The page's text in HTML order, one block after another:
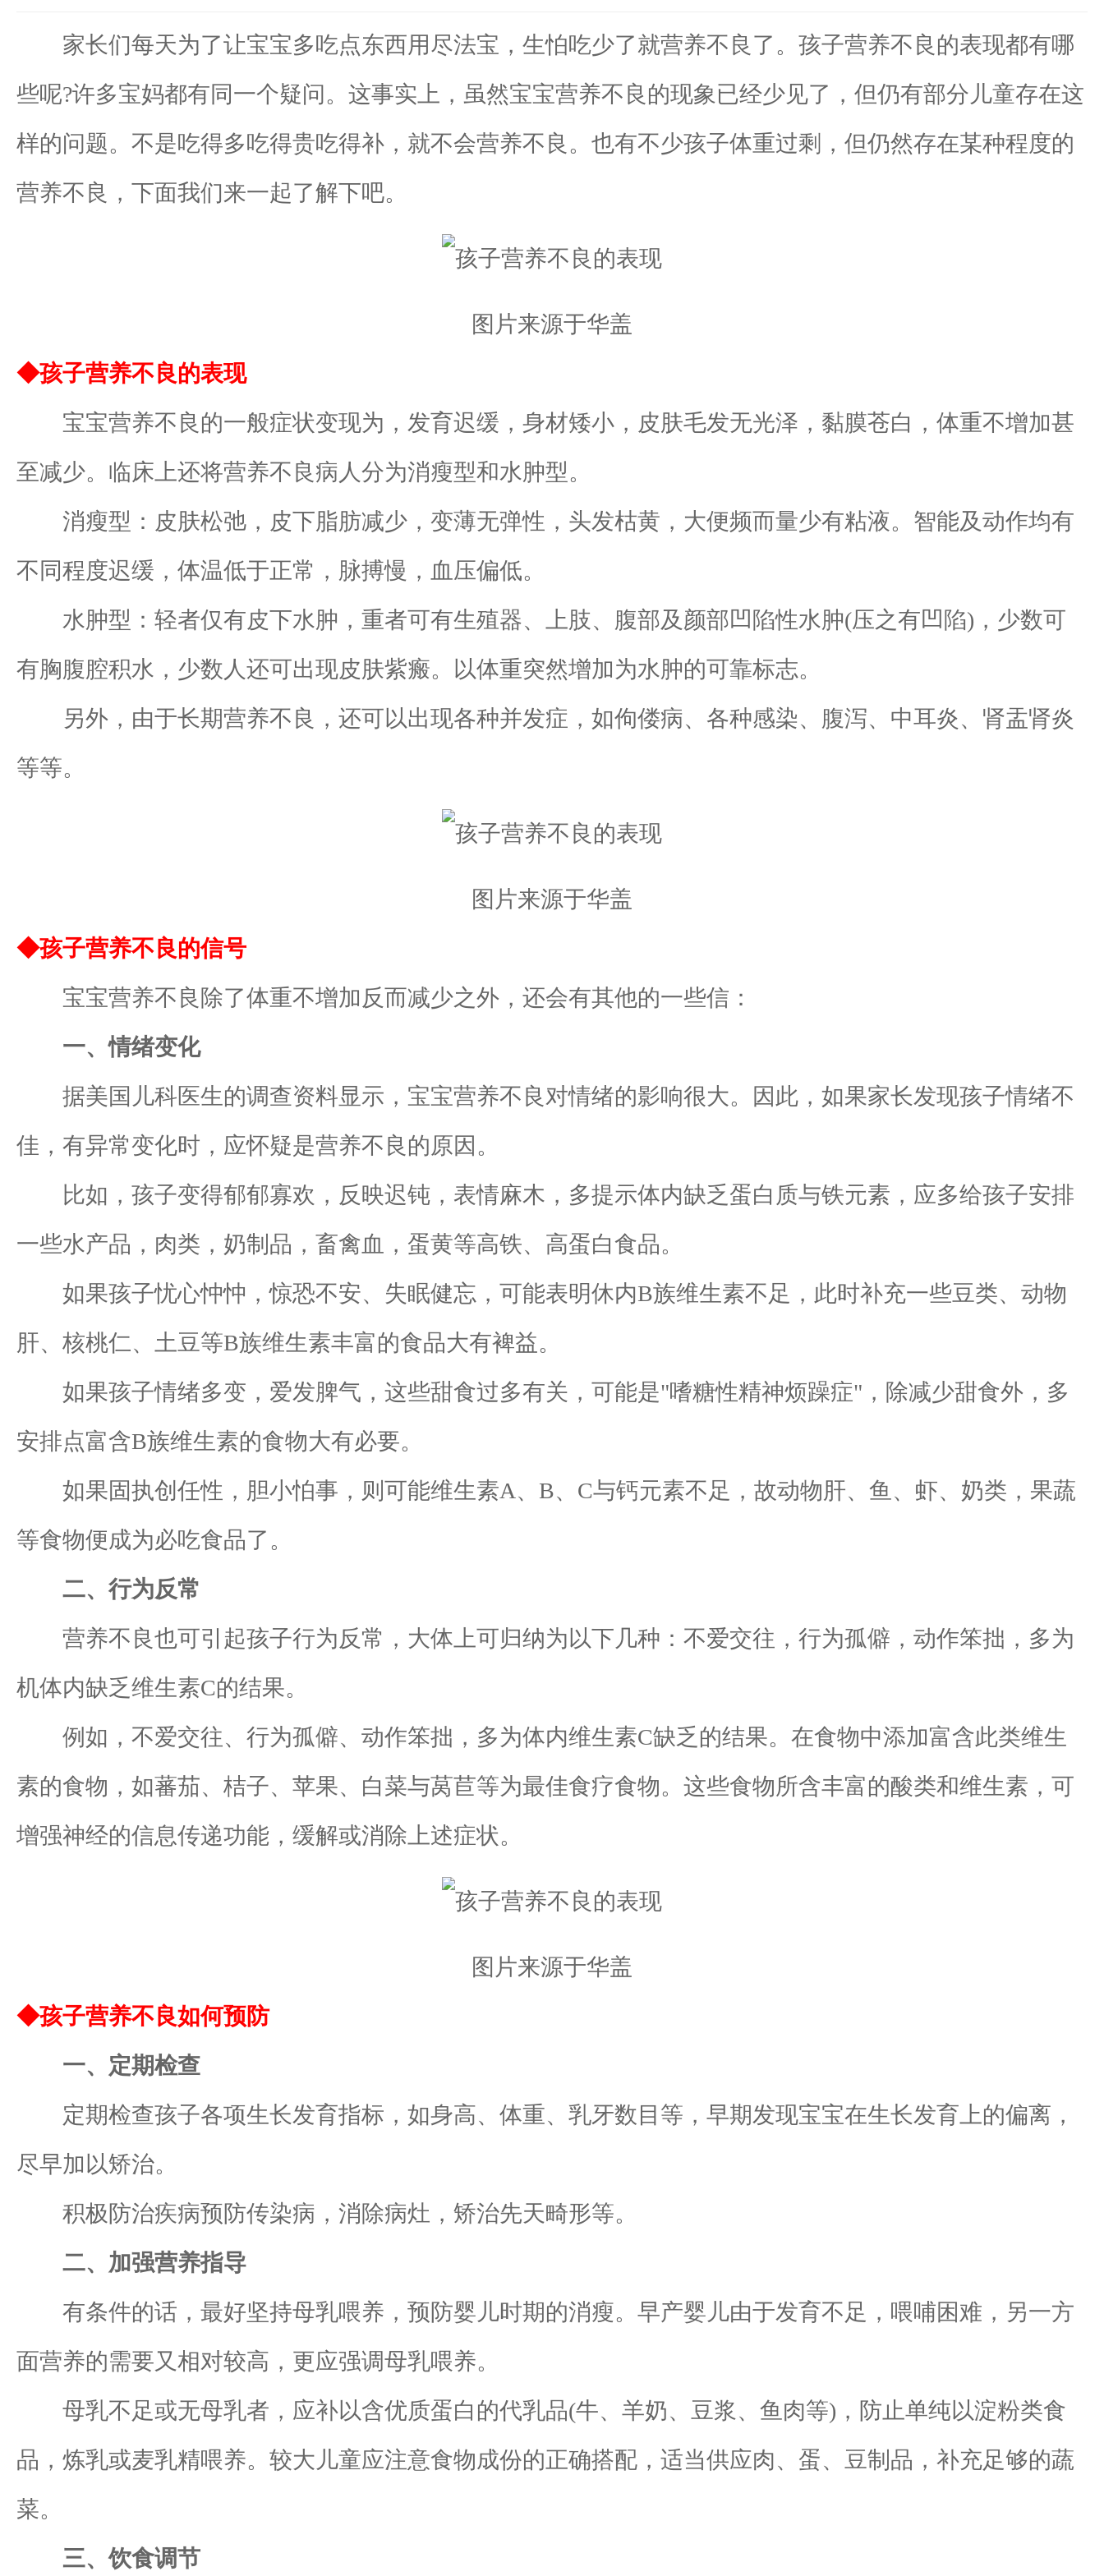
家长们每天为了让宝宝多吃点东西用尽法宝，生怕吃少了就营养不良了。孩子营养不良的表现都有哪
些呢?许多宝妈都有同一个疑问。这事实上，虽然宝宝营养不良的现象已经少见了，但仍有部分儿童存在这
样的问题。不是吃得多吃得贵吃得补，就不会营养不良。也有不少孩子体重过剩，但仍然存在某种程度的
营养不良，下面我们来一起了解下吧。
图片来源于华盖
◆孩子营养不良的表现
宝宝营养不良的一般症状变现为，发育迟缓，身材矮小，皮肤毛发无光泽，黏膜苍白，体重不增加甚
至减少。临床上还将营养不良病人分为消瘦型和水肿型。
消瘦型：皮肤松弛，皮下脂肪减少，变薄无弹性，头发枯黄，大便频而量少有粘液。智能及动作均有
不同程度迟缓，体温低于正常，脉搏慢，血压偏低。
水肿型：轻者仅有皮下水肿，重者可有生殖器、上肢、腹部及颜部凹陷性水肿(压之有凹陷)，少数可
有胸腹腔积水，少数人还可出现皮肤紫瘢。以体重突然增加为水肿的可靠标志。
另外，由于长期营养不良，还可以出现各种并发症，如佝偻病、各种感染、腹泻、中耳炎、肾盂肾炎
等等。
图片来源于华盖
◆孩子营养不良的信号
宝宝营养不良除了体重不增加反而减少之外，还会有其他的一些信：
一、情绪变化
据美国儿科医生的调查资料显示，宝宝营养不良对情绪的影响很大。因此，如果家长发现孩子情绪不
佳，有异常变化时，应怀疑是营养不良的原因。
比如，孩子变得郁郁寡欢，反映迟钝，表情麻木，多提示体内缺乏蛋白质与铁元素，应多给孩子安排
一些水产品，肉类，奶制品，畜禽血，蛋黄等高铁、高蛋白食品。
如果孩子忧心忡忡，惊恐不安、失眠健忘，可能表明休内B族维生素不足，此时补充一些豆类、动物
肝、核桃仁、土豆等B族维生素丰富的食品大有裨益。
如果孩子情绪多变，爱发脾气，这些甜食过多有关，可能是"嗜糖性精神烦躁症"，除减少甜食外，多
安排点富含B族维生素的食物大有必要。
如果固执创任性，胆小怕事，则可能维生素A、B、C与钙元素不足，故动物肝、鱼、虾、奶类，果蔬
等食物便成为必吃食品了。
二、行为反常
营养不良也可引起孩子行为反常，大体上可归纳为以下几种：不爱交往，行为孤僻，动作笨拙，多为
机体内缺乏维生素C的结果。
例如，不爱交往、行为孤僻、动作笨拙，多为体内维生素C缺乏的结果。在食物中添加富含此类维生
素的食物，如蕃茄、桔子、苹果、白菜与莴苣等为最佳食疗食物。这些食物所含丰富的酸类和维生素，可
增强神经的信息传递功能，缓解或消除上述症状。
图片来源于华盖
◆孩子营养不良如何预防
一、定期检查
定期检查孩子各项生长发育指标，如身高、体重、乳牙数目等，早期发现宝宝在生长发育上的偏离，
尽早加以矫治。
积极防治疾病预防传染病，消除病灶，矫治先天畸形等。
二、加强营养指导
有条件的话，最好坚持母乳喂养，预防婴儿时期的消瘦。早产婴儿由于发育不足，喂哺困难，另一方
面营养的需要又相对较高，更应强调母乳喂养。
母乳不足或无母乳者，应补以含优质蛋白的代乳品(牛、羊奶、豆浆、鱼肉等)，防止单纯以淀粉类食
品，炼乳或麦乳精喂养。较大儿童应注意食物成份的正确搭配，适当供应肉、蛋、豆制品，补充足够的蔬
菜。
三、饮食调节